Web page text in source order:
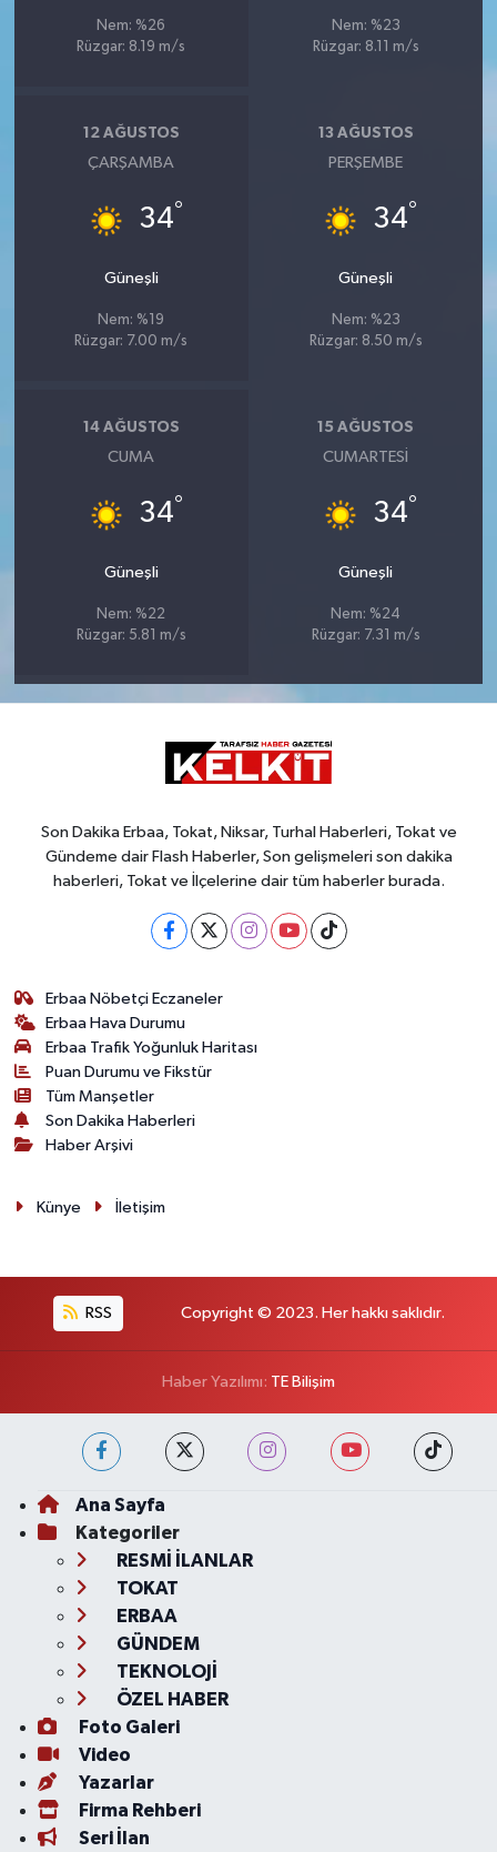
Nem: %26
Rüzgar: 8.19 m/s
Nem: %23
Rüzgar: 8.11 m/s
12 AĞUSTOS
ÇARŞAMBA
34°
Güneşli
Nem: %19
Rüzgar: 7.00 m/s
13 AĞUSTOS
PERŞEMBE
34°
Güneşli
Nem: %23
Rüzgar: 8.50 m/s
14 AĞUSTOS
CUMA
34°
Güneşli
Nem: %22
Rüzgar: 5.81 m/s
15 AĞUSTOS
CUMARTESI
34°
Güneşli
Nem: %24
Rüzgar: 7.31 m/s
Son Dakika Erbaa, Tokat, Niksar, Turhal Haberleri, Tokat ve
Gündeme dair Flash Haberler, Son gelişmeleri son dakika
haberleri, Tokat ve İlçelerine dair tüm haberler burada.
Erbaa Nöbetçi Eczaneler
Erbaa Hava Durumu
Erbaa Trafik Yoğunluk Haritası
Puan Durumu ve Fikstür
Tüm Manşetler
Son Dakika Haberleri
Haber Arşivi
Künye İletişim
RSS Copyright © 2023. Her hakkı saklıdır.
Haber Yazılımı: TE Bilişim
Ana Sayfa
Kategoriler
RESMİ İLANLAR
TOKAT
ERBAA
GÜNDEM
TEKNOLOJİ
ÖZEL HABER
Foto Galeri
Video
Yazarlar
Firma Rehberi
Seri İlan